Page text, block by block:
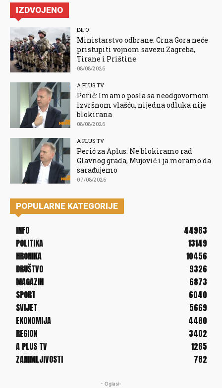
IZDVOJENO
INFO
Ministarstvo odbrane: Crna Gora neće
pristupiti vojnom savezu Zagreba,
Tirane i Prištine
08/08/2026
A PLUS TV
Perić: Imamo posla sa neodgovornom
izvršnom vlašću, nijedna odluka nije
blokirana
08/08/2026
A PLUS TV
Perić za Aplus: Ne blokiramo rad
Glavnog grada, Mujović i ja moramo da
sarađujemo
07/08/2026
POPULARNE KATEGORIJE
INFO
44963
POLITIKA
13149
HRONIKA
10456
DRUŠTVO
9326
MAGAZIN
6873
SPORT
6040
SVIJET
5669
EKONOMIJA
4480
REGION
3402
A PLUS TV
1265
ZANIMLJIVOSTI
782
- Oglasi-